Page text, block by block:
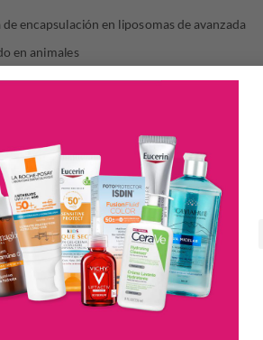
de encapsulación en liposomas de avanzada
en animales
free
crecimiento natural de pestañas y cejas
a disminuir la caída, logrando cejas y
testeado
ni corre el maquillaje
aproximadamente de 15 a 20cm de
su superficie. Mantener los párpados
por día.